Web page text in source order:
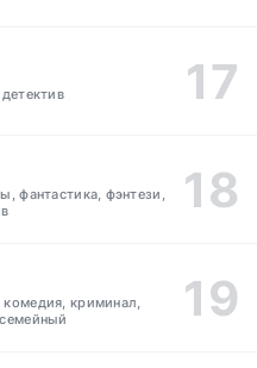
фантастика, фэнтези,
криминал,